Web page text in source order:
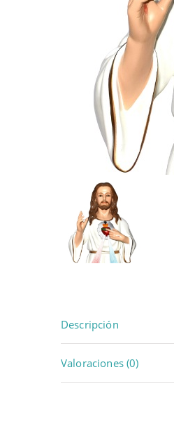
Descripción
Valoraciones (0)